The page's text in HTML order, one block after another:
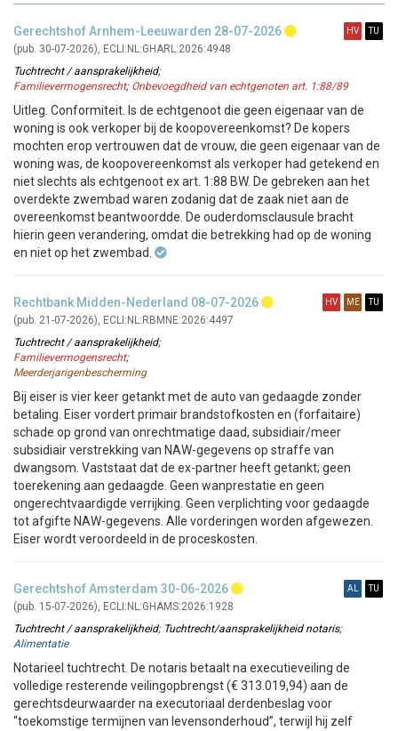
Gerechtshof Arnhem-Leeuwarden 28-07-2026
(pub. 30-07-2026), ECLI:NL:GHARL:2026:4948
Tuchtrecht / aansprakelijkheid;
Familievermogensrecht; Onbevoegdheid van echtgenoten art. 1:88/89
Uitleg. Conformiteit. Is de echtgenoot die geen eigenaar van de
woning is ook verkoper bij de koopovereenkomst? De kopers
mochten erop vertrouwen dat de vrouw, die geen eigenaar van de
woning was, de koopovereenkomst als verkoper had getekend en
niet slechts als echtgenoot ex art. 1:88 BW. De gebreken aan het
overdekte zwembad waren zodanig dat de zaak niet aan de
overeenkomst beantwoordde. De ouderdomsclausule bracht
hierin geen verandering, omdat die betrekking had op de woning
en niet op het zwembad.
Rechtbank Midden-Nederland 08-07-2026
(pub. 21-07-2026), ECLI:NL:RBMNE:2026:4497
Tuchtrecht / aansprakelijkheid;
Familievermogensrecht;
Meerderjarigenbescherming
Bij eiser is vier keer getankt met de auto van gedaagde zonder
betaling. Eiser vordert primair brandstofkosten en (forfaitaire)
schade op grond van onrechtmatige daad, subsidiair/meer
subsidiair verstrekking van NAW-gegevens op straffe van
dwangsom. Vaststaat dat de ex-partner heeft getankt; geen
toerekening aan gedaagde. Geen wanprestatie en geen
ongerechtvaardigde verrijking. Geen verplichting voor gedaagde
tot afgifte NAW-gegevens. Alle vorderingen worden afgewezen.
Eiser wordt veroordeeld in de proceskosten.
Gerechtshof Amsterdam 30-06-2026
(pub. 15-07-2026), ECLI:NL:GHAMS:2026:1928
Tuchtrecht / aansprakelijkheid; Tuchtrecht/aansprakelijkheid notaris;
Alimentatie
Notarieel tuchtrecht. De notaris betaalt na executieveiling de
volledige resterende veilingopbrengst (€ 313.019,94) aan de
gerechtsdeurwaarder na executoriaal derdenbeslag voor
“toekomstige termijnen van levensonderhoud”, terwijl hij zelf